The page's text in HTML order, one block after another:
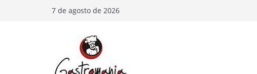
7 de agosto de 2026